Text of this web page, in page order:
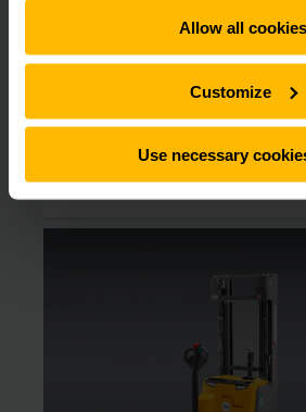
Allow all cookies
Customize
Use necessary
Hyra ledtruck /
Vi har låglyftare/ledtruckar för
SÖK HYRTRUCK ONLINE